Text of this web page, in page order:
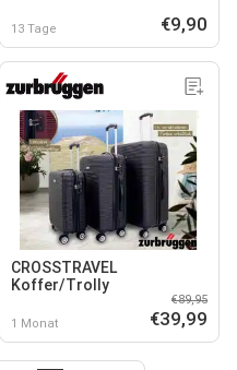
13 Tage €9,90
CROSSTRAVEL
Koffer/Trolly
1 Monat
€89,95
€39,99